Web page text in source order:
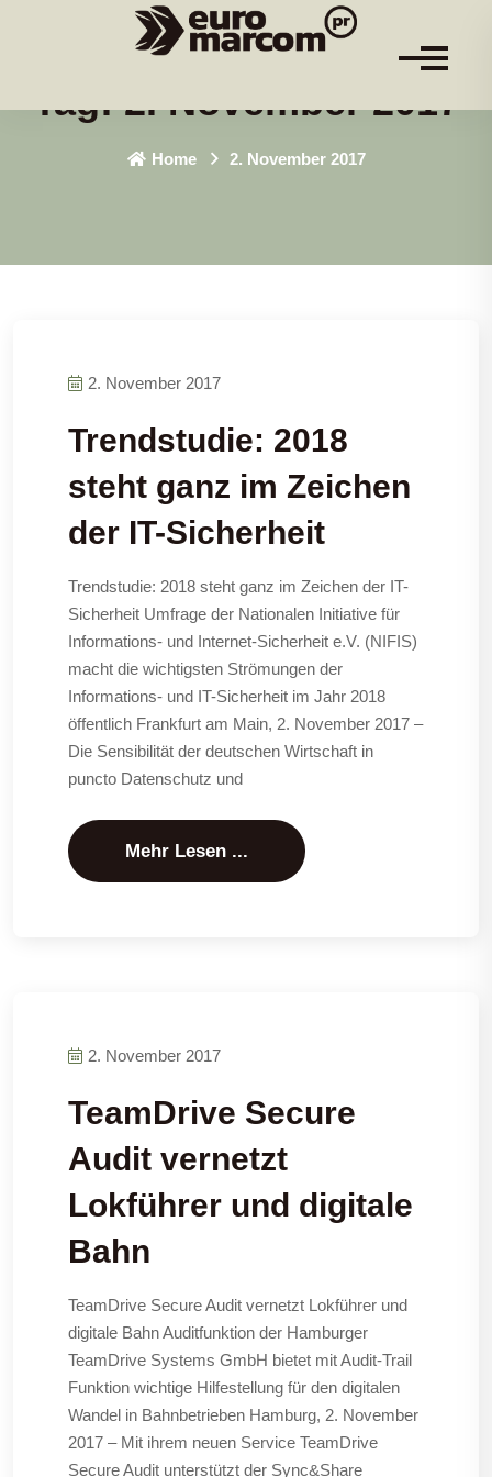
Tag:2. November 2017
Home 2. November 2017
2. November 2017
Trendstudie: 2018
steht ganz im Zeichen
der IT-Sicherheit
Trendstudie: 2018 steht ganz im Zeichen der IT-
Sicherheit Umfrage der Nationalen Initiative für
Informations- und Internet-Sicherheit e.V. (NIFIS)
macht die wichtigsten Strömungen der
Informations- und IT-Sicherheit im Jahr 2018
öffentlich Frankfurt am Main, 2. November 2017 –
Die Sensibilität der deutschen Wirtschaft in
puncto Datenschutz und
Mehr Lesen ...
2. November 2017
TeamDrive Secure
Audit vernetzt
Lokführer und digitale
Bahn
TeamDrive Secure Audit vernetzt Lokführer und
digitale Bahn Auditfunktion der Hamburger
TeamDrive Systems GmbH bietet mit Audit-Trail
Funktion wichtige Hilfestellung für den digitalen
Wandel in Bahnbetrieben Hamburg, 2. November
2017 – Mit ihrem neuen Service TeamDrive
Secure Audit unterstützt der Sync&Share